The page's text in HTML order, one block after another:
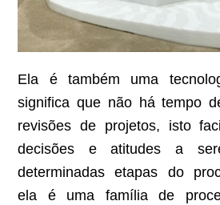
Ela é também uma
significa que não há tempo
revisões de projetos, isto
decisões e atitudes a
determinadas etapas do
ela é uma família de